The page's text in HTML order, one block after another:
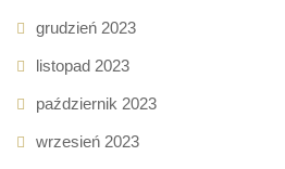
grudzień 2023
listopad 2023
październik 2023
wrzesień 2023